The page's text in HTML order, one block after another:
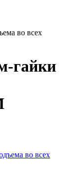
во всех
гайки